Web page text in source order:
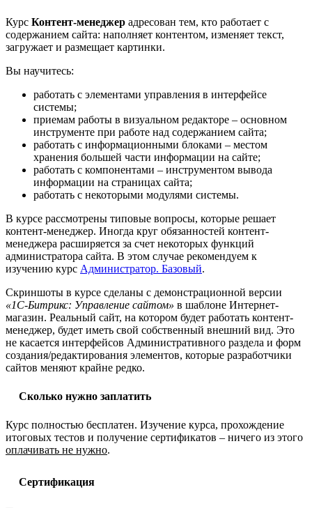
Курс Контент-менеджер адресован тем, кто работает с
содержанием сайта: наполняет контентом, изменяет текст,
загружает и размещает картинки.
Вы научитесь:
работать с элементами управления в интерфейсе
системы;
приемам работы в визуальном редакторе – основном
инструменте при работе над содержанием сайта;
работать с информационными блоками – местом
хранения большей части информации на сайте;
работать с компонентами – инструментом вывода
информации на страницах сайта;
работать с некоторыми модулями системы.
В курсе рассмотрены типовые вопросы, которые решает
контент-менеджер. Иногда круг обязанностей контент-
менеджера расширяется за счет некоторых функций
администратора сайта. В этом случае рекомендуем к
изучению курс Администратор. Базовый.
Скриншоты в курсе сделаны с демонстрационной версии
«1С-Битрикс: Управление сайтом» в шаблоне Интернет-
магазин. Реальный сайт, на котором будет работать контент-
менеджер, будет иметь свой собственный внешний вид. Это
не касается интерфейсов Административного раздела и форм
создания/редактирования элементов, которые разработчики
сайтов меняют крайне редко.
Сколько нужно заплатить
Курс полностью бесплатен. Изучение курса, прохождение
итоговых тестов и получение сертификатов – ничего из этого
оплачивать не нужно.
Сертификация